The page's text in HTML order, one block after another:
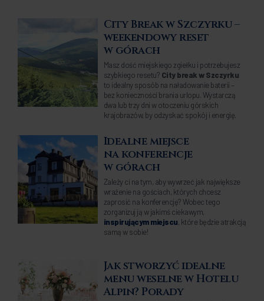
City Break w Szczyrku –
weekendowy reset
w górach
Masz dość miejskiego zgiełku i potrzebujesz
szybkiego resetu? City break w Szczyrku
to idealny sposób na naładowanie baterii –
bez konieczności brania urlopu. Wystarczą
dwa lub trzy dni w otoczeniu górskich
krajobrazów, by odzyskać spokój i energię.
Idealne miejsce
na konferencje
w górach
Zależy ci na tym, aby wywrzeć jak największe
wrażenie na gościach, których chcesz
zaprosić na konferencję? Wobec tego
zorganizuj ją w jakimś ciekawym,
inspirującym miejscu, które będzie atrakcją
samą w sobie!
Jak stworzyć idealne
menu weselne w Hotelu
Alpin? Porady